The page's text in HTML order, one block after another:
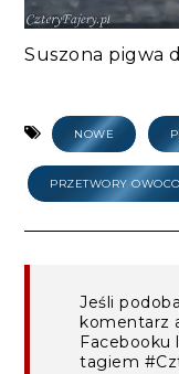
Suszona pigwa
NOWE
PRZETWORY
Jeśli
komentarz
Facebooku
tagiem